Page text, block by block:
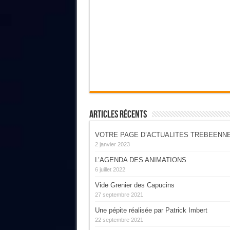
Articles Récents
VOTRE PAGE D’ACTUALITES
2 janvier 2023
L’AGENDA DES ANIMATIONS
6 juillet 2022
Vide Grenier des Capucins
27 septembre 2021
Une pépite réalisée par Patrick Imbert
22 septembre 2021